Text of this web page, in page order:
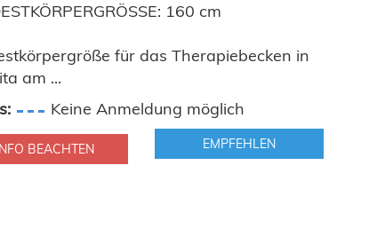
160 cm
für das Therapiebecken in
am ...
Keine Anmeldung möglich
BEACHTEN EMPFEHLEN